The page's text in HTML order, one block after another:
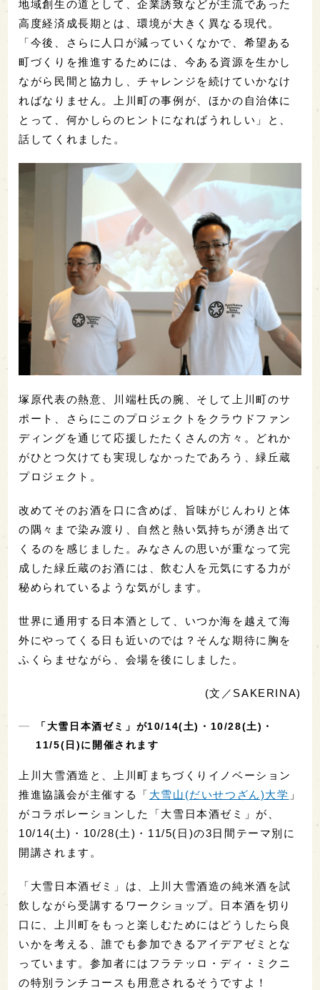
地域創生の道として、企業誘致などが主流であった
高度経済成長期とは、環境が大きく異なる現代。
「今後、さらに人口が減っていくなかで、希望ある
町づくりを推進するためには、今ある資源を生かし
ながら民間と協力し、チャレンジを続けていかなけ
ればなりません。上川町の事例が、ほかの自治体に
とって、何かしらのヒントになればうれしい」と、
話してくれました。
塚原代表の熱意、川端杜氏の腕、そして上川町のサ
ポート、さらにこのプロジェクトをクラウドファン
ディングを通じて応援したたくさんの方々。どれか
がひとつ欠けても実現しなかったであろう、緑丘蔵
プロジェクト。
改めてそのお酒を口に含めば、旨味がじんわりと体
の隅々まで染み渡り、自然と熱い気持ちが湧き出て
くるのを感じました。みなさんの思いが重なって完
成した緑丘蔵のお酒には、飲む人を元気にする力が
秘められているような気がします。
世界に通用する日本酒として、いつか海を越えて海
外にやってくる日も近いのでは？そんな期待に胸を
ふくらませながら、会場を後にしました。
(文／SAKERINA)
「大雪日本酒ゼミ」が10/14(土)・10/28(土)・
11/5(日)に開催されます
上川大雪酒造と、上川町まちづくりイノベーション
推進協議会が主催する「 大雪山(だいせつざん)大学 」
がコラボレーションした「大雪日本酒ゼミ」が、
10/14(土)・10/28(土)・11/5(日)の3日間テーマ別に
開講されます。
「大雪日本酒ゼミ」は、上川大雪酒造の純米酒を試
飲しながら受講するワークショップ。日本酒を切り
口に、上川町をもっと楽しむためにはどうしたら良
いかを考える、誰でも参加できるアイデアゼミとな
っています。参加者にはフラテッロ・ディ・ミクニ
の特別ランチコースも用意されるそうですよ！